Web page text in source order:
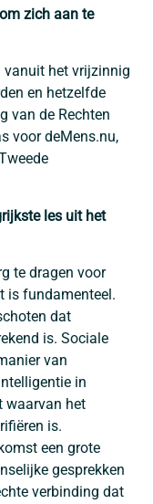
zich aan te
vanuit het vrijzinnig
en hetzelfde
van de Rechten
voor deMens.nu,
les uit het
te dragen voor
is fundamenteel.
dat
is. Sociale
van
in
waarvan het
is.
een grote
gesprekken
verbinding dat